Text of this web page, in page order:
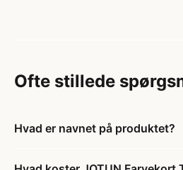
Ofte stillede
Hvad er navnet på produktet?